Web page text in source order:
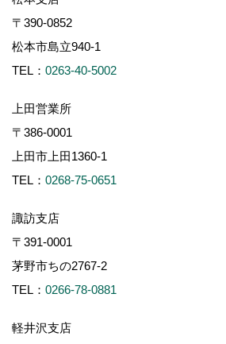
〒390-0852
松本市島立940-1
TEL： 0263-40-5002
上田営業所
〒386-0001
上田市上田1360-1
TEL： 0268-75-0651
諏訪支店
〒391-0001
茅野市ちの2767-2
TEL： 0266-78-0881
軽井沢支店